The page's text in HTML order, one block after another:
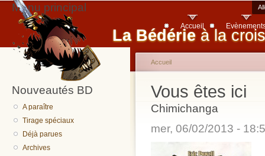
La Bédérie à la
Menu principal
Accueil
Nouveautés BD
A paraître
Tirage spéciaux
Déjà parues
Archives
Vous êtes ici
Accueil
Chimichanga
mer, 06/02/2013 -